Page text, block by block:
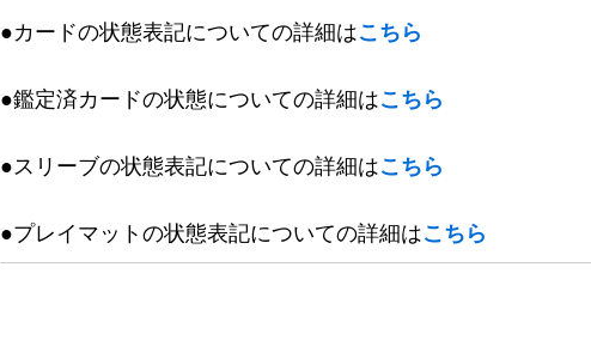
●カードの状態表記についての詳細はこちら
●鑑定済カードの状態についての詳細はこちら
●スリーブの状態表記についての詳細はこちら
●プレイマットの状態表記についての詳細はこちら